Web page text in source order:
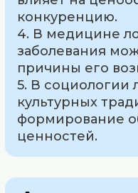
конкуренцию.
4. В медицине
заболевания
причины его
5. В социологии
культурных
формирование
ценностей.